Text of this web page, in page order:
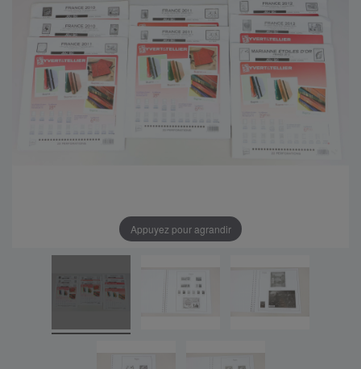
Appuyez pour agrandir